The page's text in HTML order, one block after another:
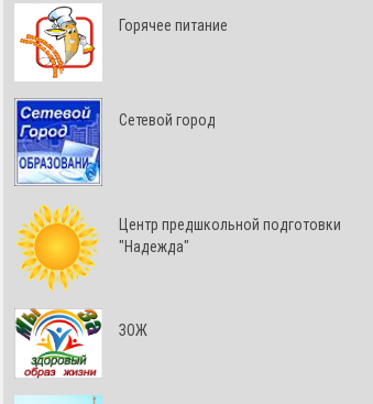
Горячее питание
Сетевой город
Центр предшкольной подготовки
"Надежда"
ЗОЖ